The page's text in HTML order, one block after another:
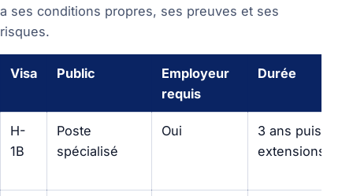
a ses conditions propres, ses preuves et ses
risques.
Visa Public
Employeur
requis
Durée
H-
1B
Poste
spécialisé
Oui
3 ans puis
extensions